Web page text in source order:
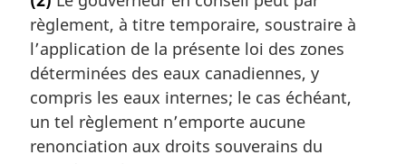
:t
e
m
a
g
i
n
règlement, à titre temporaire, soustraire à
l’application de la présente loi des zones
déterminées des eaux canadiennes, y
compris les eaux internes; le cas échéant,
un tel règlement n’emporte aucune
renonciation aux droits souverains du